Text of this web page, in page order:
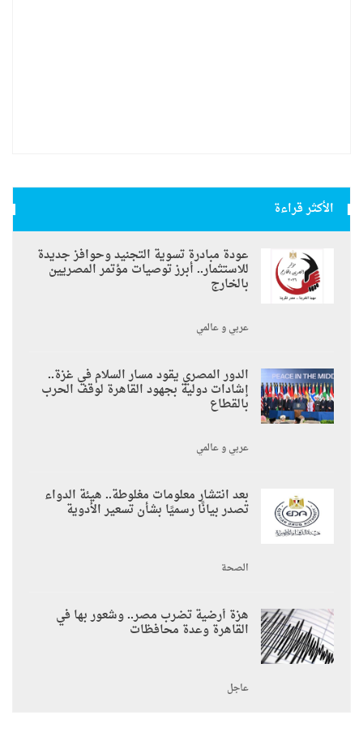
الأكثر قراءة
عودة مبادرة تسوية التجنيد وحوافز جديدة
للاستثمار.. أبرز توصيات مؤتمر المصريين
بالخارج
عربي و عالمي
الدور المصري يقود مسار السلام في غزة..
إشادات دولية بجهود القاهرة لوقف الحرب
بالقطاع
عربي و عالمي
بعد انتشار معلومات مغلوطة.. هيئة الدواء
تصدر بيانًا رسميًا بشأن تسعير الأدوية
الصحة
هزة أرضية تضرب مصر.. وشعور بها في
القاهرة وعدة محافظات
عاجل